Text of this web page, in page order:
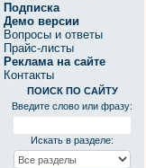
Подписка
Демо версии
Вопросы и ответы
Прайс-листы
Реклама на сайте
Контакты
ПОИСК ПО САЙТУ
Введите слово или фразу:
Искать в разделе: